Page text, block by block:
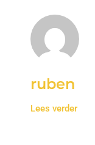
ruben
Lees verder